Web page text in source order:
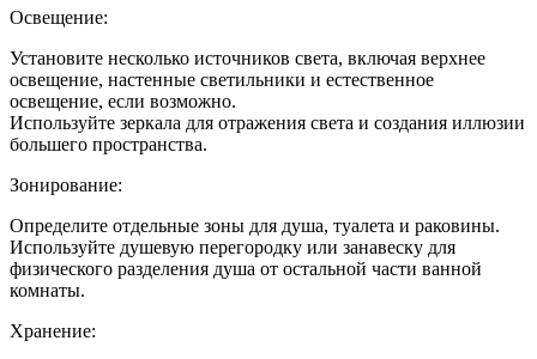
Освещение:
Установите несколько источников света, включая верхнее
освещение, настенные светильники и естественное
освещение, если возможно.
Используйте зеркала для отражения света и создания иллюзии
большего пространства.
Зонирование:
Определите отдельные зоны для душа, туалета и раковины.
Используйте душевую перегородку или занавеску для
физического разделения душа от остальной части ванной
комнаты.
Хранение: